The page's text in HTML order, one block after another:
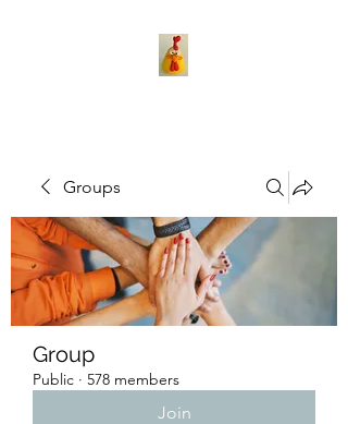
Groups
Group
Public · 578 members
Join